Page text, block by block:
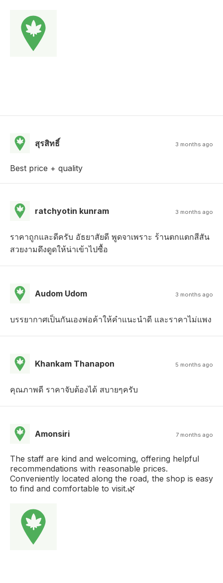
สุรสิทธิ์ 3 months ago
Best price + quality
ratchyotin kunram 3 months ago
ราคาถูกและดีครับ อัธยาสัยดี พูดจาเพราะ ร้านตกแตกสีสัน
สวยงามดึงดูดให้น่าเข้าไปซื้อ
Audom Udom 3 months ago
บรรยากาศเป็นกันเองพ่อค้าให้คำแนะนำดี และราคาไม่แพง
Khankam Thanapon 5 months ago
คุณภาพดี ราคาจับต้องได้ สบายๆครับ
Amonsiri 7 months ago
The staff are kind and welcoming, offering helpful
recommendations with reasonable prices.
Conveniently located along the road, the shop is easy
to find and comfortable to visit.🌿